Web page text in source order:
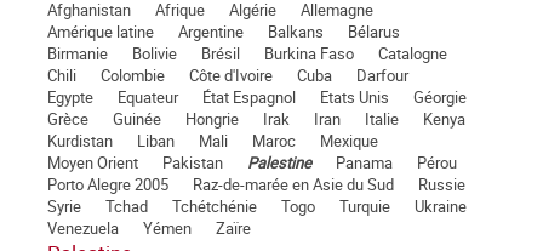
Afghanistan Afrique Algérie
Allemagne
Amérique latine
Argentine Balkans
Bélarus
Birmanie
Bolivie Brésil Burkina Faso
Catalogne
Chili
Colombie Côte d'Ivoire Cuba
Darfour
Egypte
Equateur État Espagnol Etats Unis
Géorgie
Grèce
Guinée Hongrie Irak Iran Italie
Kenya
Kurdistan
Liban Mali Maroc
Mexique
Moyen Orient
Pakistan Palestine Panama
Pérou
Porto Alegre 2005
Raz-de-marée en Asie du Sud
Russie
Syrie
Tchad Tchétchénie Togo Turquie
Ukraine
Venezuela
Yémen Zaïre